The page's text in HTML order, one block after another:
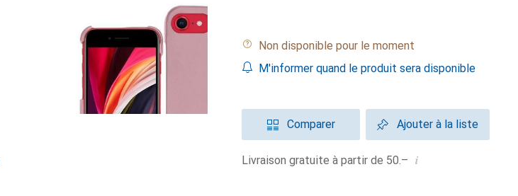
Non disponible pour le moment
M'informer quand le produit sera disponible
Comparer Ajouter à la liste
Livraison gratuite à partir de 50.– i